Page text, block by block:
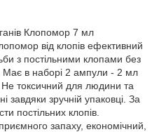
Клопомор 7 мл
від клопів ефективний
з постільними клопами без
Має в наборі 2 ампули - 2 мл
Не токсичний для людини та
завдяки зручній упаковці. За
постільних клопів.
запаху, економічний,